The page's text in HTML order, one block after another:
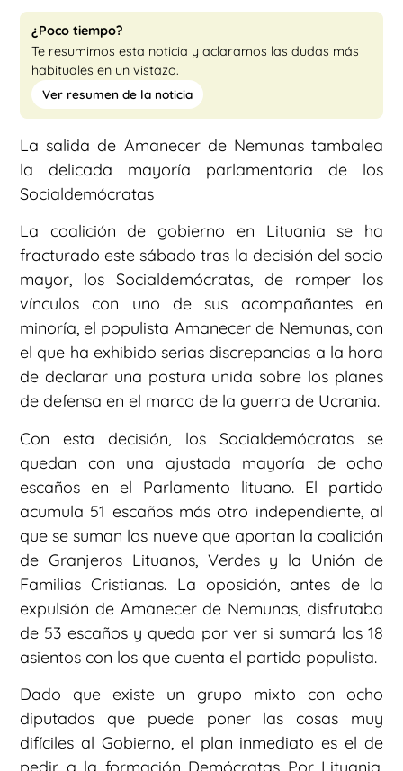
¿Poco tiempo?
Te resumimos esta noticia y aclaramos las dudas más
habituales en un vistazo.
Ver resumen de la noticia
La salida de Amanecer de Nemunas tambalea
la delicada mayoría parlamentaria de los
Socialdemócratas
La coalición de gobierno en Lituania se ha
fracturado este sábado tras la decisión del socio
mayor, los Socialdemócratas, de romper los
vínculos con uno de sus acompañantes en
minoría, el populista Amanecer de Nemunas, con
el que ha exhibido serias discrepancias a la hora
de declarar una postura unida sobre los planes
de defensa en el marco de la guerra de Ucrania.
Con esta decisión, los Socialdemócratas se
quedan con una ajustada mayoría de ocho
escaños en el Parlamento lituano. El partido
acumula 51 escaños más otro independiente, al
que se suman los nueve que aportan la coalición
de Granjeros Lituanos, Verdes y la Unión de
Familias Cristianas. La oposición, antes de la
expulsión de Amanecer de Nemunas, disfrutaba
de 53 escaños y queda por ver si sumará los 18
asientos con los que cuenta el partido populista.
Dado que existe un grupo mixto con ocho
diputados que puede poner las cosas muy
difíciles al Gobierno, el plan inmediato es el de